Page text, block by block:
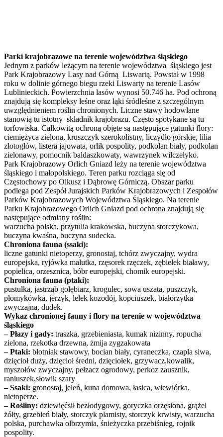
Parki krajobrazowe na terenie województwa śląskiego
Jednym z parków leżącym na terenie województwa śląskiego jest
Park Krajobrazowy Lasy nad Górną Liswartą. Powstał w 1998
roku w dolinie górnego biegu rzeki Liswarty na terenie Lasów
Lublinieckich. Powierzchnia lasów wynosi 50.746 ha. Pod ochroną
znajdują się kompleksy leśne oraz łąki śródleśne z szczególnym
uwzględnieniem roślin chronionych. Liczne stawy hodowlane
stanowią tu istotny składnik krajobrazu. Często spotykane są tu
torfowiska. Całkowitą ochroną objęte są następujące gatunki flory:
ciemiężyca zielona, kruszczyk szerokolistny, liczydło górskie, lilia
złotogłów, listera jajowata, orlik pospolity, podkolan biały, podkolan
zielonawy, pomocnik baldaszkowaty, wawrzynek wilczełyko.
Park Krajobrazowy Orlich Gniazd leży na terenie województwa
śląskiego i małopolskiego. Teren parku rozciąga się od
Częstochowy po Olkusz i Dąbrowę Górniczą. Obszar parku
podlega pod Zespół Jurajskich Parków Krajobrazowych i Zespołów
Parków Krajobrazowych Województwa Śląskiego. Na terenie
Parku Krajobrazowego Orlich Gniazd pod ochrona znajdują się
następujące odmiany roślin:
warzucha polska, przytulia krakowska, buczyna storczykowa,
buczyna kwaśna, buczyna sudecka.
Chroniona fauna (ssaki):
liczne gatunki nietoperzy, gronostaj, tchórz zwyczajny, wydra
europejska, ryjówka malutka, rzęsorek rzęczek, zębiełek białawy,
popielica, orzesznica, bóbr europejski, chomik europejski.
Chroniona fauna (ptaki):
pustułka, jastrząb gołębiarz, krogulec, sowa uszata, puszczyk,
płomykówka, jerzyk, lelek kozodój, kopciuszek, białorzytka
zwyczajna, dudek.
Wykaz chronionej fauny i flory na terenie w województwa
śląskiego
– Płazy i gady: traszka, grzebieniasta, kumak nizinny, ropucha
zielona, rzekotka drzewna, żmija zygzakowata
– Ptaki: błotniak stawowy, bocian biały, cyraneczka, czapla siwa,
dzięcioł duży, dzięcioł średni, dzięciołek, grzywacz,kowalik,
myszołów zwyczajny, pełzacz ogrodowy, perkoz zausznik,
raniuszek,słowik szary
– Ssaki: gronostaj, jeleń, kuna domowa, łasica, wiewiórka,
nietoperze.
– Rośliny: dziewięćsił bezłodygowy, goryczka orzęsiona, grążel
żółty, grzebień biały, storczyk plamisty, storczyk krwisty, warzucha
polska, purchawka olbrzymia, śnieżyczka przebiśnieg, rojnik
pospolity.